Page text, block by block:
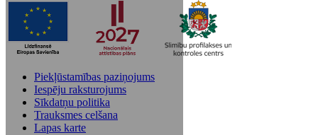
Piekļūstamības paziņojums
Iespēju raksturojums
Sīkdatņu politika
Trauksmes celšana
Lapas karte